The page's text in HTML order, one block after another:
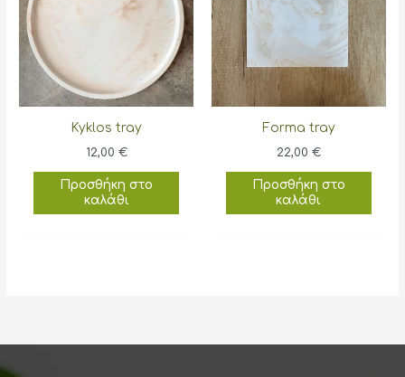
Kyklos tray
12,00 €
Προσθήκη στο
καλάθι
Forma tray
22,00 €
Προσθήκη στο
καλάθι